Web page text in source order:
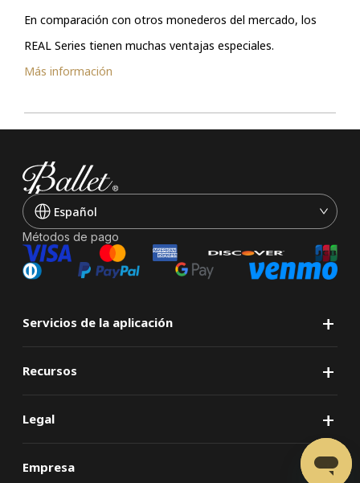
En comparación con otros monederos del mercado, los
REAL Series tienen muchas ventajas especiales.
Más información
Español
Métodos de pago
+
Servicios de la aplicación
+
Recursos
+
Legal
+
Empresa